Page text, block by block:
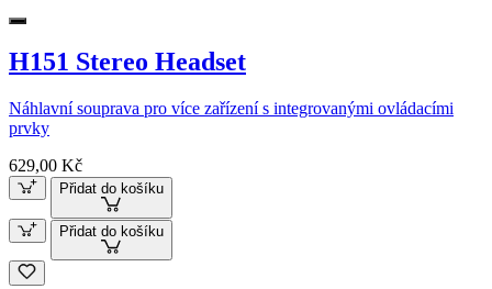
H151 Stereo Headset
Náhlavní souprava pro více zařízení s integrovanými ovládacími
prvky
629,00 Kč
Přidat do košíku
Přidat do košíku